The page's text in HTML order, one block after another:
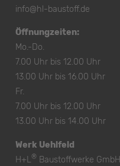
info@hl-baustoff.de
Öffnungzeiten:
Mo.-Do.
7.00 Uhr bis 12.00 Uhr
13.00 Uhr bis 16.00 Uhr
Fr.
7.00 Uhr bis 12.00 Uhr
13.00 Uhr bis 14.00 Uhr
Werk Uehlfeld
H+L® Baustoffwerke GmbH